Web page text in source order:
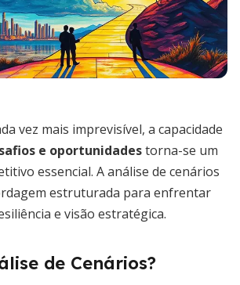
vez mais imprevisível, a capacidade
e oportunidadestorna-se um
essencial. A análise de cenários
estruturada para enfrentar
e visão estratégica.
de Cenários?